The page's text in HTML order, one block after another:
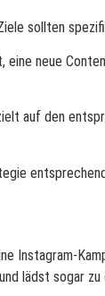
sollten
neue
auf den
Instagram-
lädst sogar